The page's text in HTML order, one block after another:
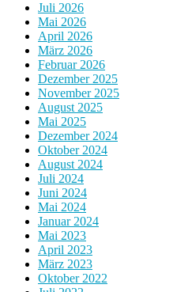
Juli 2026
Mai 2026
April 2026
März 2026
Februar 2026
Dezember 2025
November 2025
August 2025
Mai 2025
Dezember 2024
Oktober 2024
August 2024
Juli 2024
Juni 2024
Mai 2024
Januar 2024
Mai 2023
April 2023
März 2023
Oktober 2022